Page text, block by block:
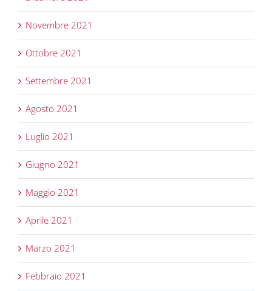
Novembre 2021
Ottobre 2021
Settembre 2021
Agosto 2021
Luglio 2021
Giugno 2021
Maggio 2021
Aprile 2021
Marzo 2021
Febbraio 2021